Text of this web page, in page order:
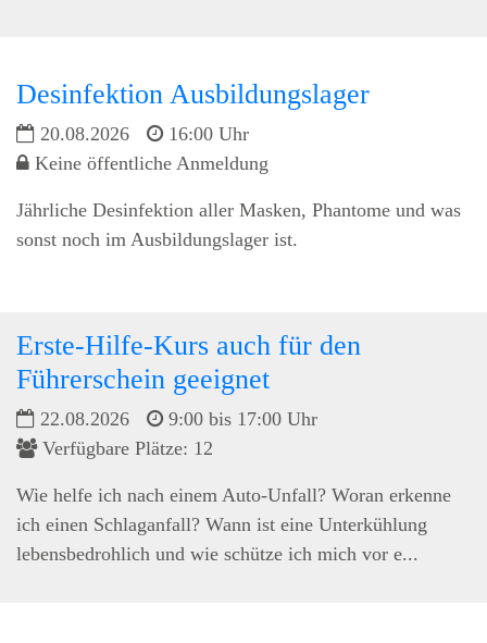
Desinfektion Ausbildungslager
20.08.2026
16:00 Uhr
Keine öffentliche Anmeldung
Jährliche Desinfektion aller Masken, Phantome und was
sonst noch im Ausbildungslager ist.
Erste-Hilfe-Kurs auch für den
Führerschein geeignet
22.08.2026
9:00 bis 17:00 Uhr
Verfügbare Plätze: 12
Wie helfe ich nach einem Auto-Unfall? Woran erkenne
ich einen Schlaganfall? Wann ist eine Unterkühlung
lebensbedrohlich und wie schütze ich mich vor e...